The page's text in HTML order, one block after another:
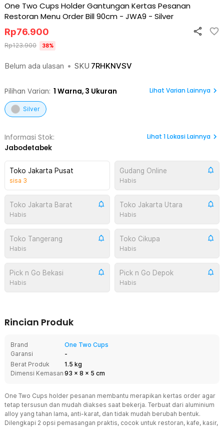
One Two Cups Holder Gantungan Kertas Pesanan
Restoran Menu Order Bill 90cm - JWA9 - Silver
Belum ada ulasan • SKU 7RHKNVSV
Rp76.900
Rp123.900 38%
Pilihan Varian: 1 Warna, 3 Ukuran Lihat Varian Lainnya
Silver
Informasi Stok:
Jabodetabek
Lihat 1Lokasi Lainnya
Toko Jakarta Pusat
sisa 3
Gudang Online
Habis
Toko Jakarta Barat
Habis
Toko Jakarta Utara
Habis
Toko Tangerang
Habis
Toko Cikupa
Habis
Pick n Go Bekasi
Habis
Pick n Go Depok
Habis
Rincian Produk
Brand
One Two Cups
Garansi
-
Berat Produk
1.5 kg
Dimensi Kemasan 93 x 8 x 5 cm
One Two Cups holder pesanan membantu merapikan kertas order agar
tetap tersusun dan mudah diakses saat bekerja. Terbuat dari aluminium
alloy yang tahan lama, anti-karat, dan tidak mudah berubah bentuk.
Dilengkapi 2 opsi pemasangan praktis, cocok untuk restoran, kafe, kasir,